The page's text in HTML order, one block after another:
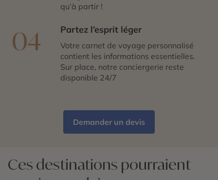
qu’à partir !
04 Partez l’esprit léger
Votre carnet de voyage personnalisé
contient les informations essentielles.
Sur place, notre conciergerie reste
disponible 24/7
Demander un devis
Ces destinations pourraient